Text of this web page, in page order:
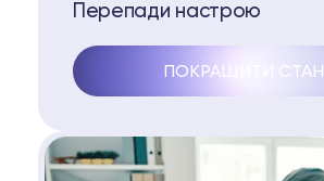
Перепади настрою
ПОКРАЩИТИ СТАН